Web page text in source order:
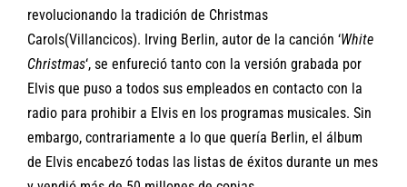
revolucionando la tradición de Christmas
Carols(Villancicos). Irving Berlin, autor de la canción ‘White
Christmas‘, se enfureció tanto con la versión grabada por
Elvis que puso a todos sus empleados en contacto con la
radio para prohibir a Elvis en los programas musicales. Sin
embargo, contrariamente a lo que quería Berlin, el álbum
de Elvis encabezó todas las listas de éxitos durante un mes